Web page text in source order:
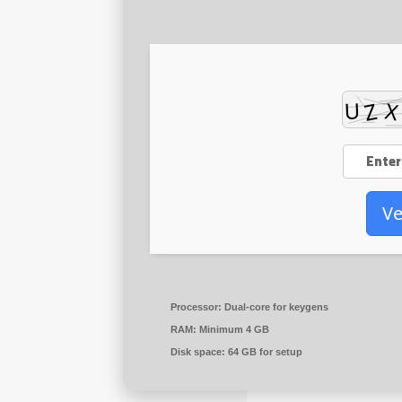
Processor: Dual-core for keygens
RAM: Minimum 4 GB
Disk space: 64 GB for setup